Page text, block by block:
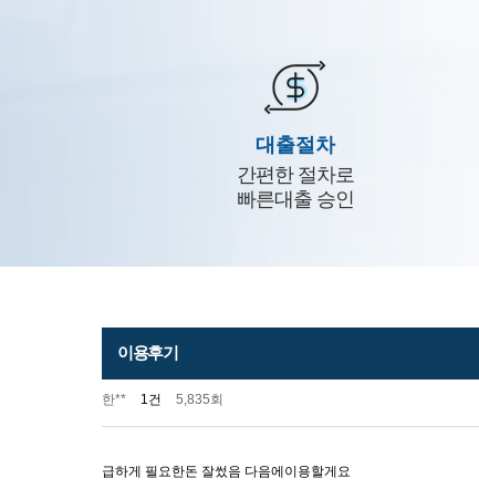
대출절차
간편한 절차로
빠른대출 승인
이용후기
한** 1건 5,835회
급하게 필요한돈 잘썼음 다음에이용할게요